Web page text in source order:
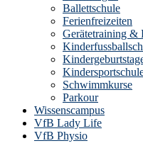
Ballettschule
Ferienfreizeiten
Gerätetraining &
Schwimmkurse
Parkour
Wissenscampus
VfB Lady Life
VfB Physio